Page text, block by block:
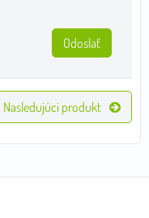
Odoslať
Nasledujúci produkt